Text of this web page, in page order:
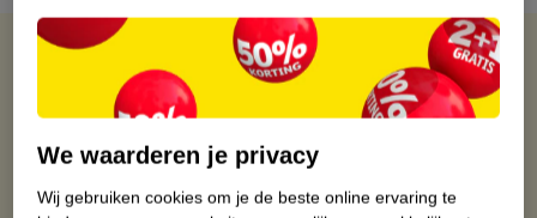
Verkocht en verstuurd doorDeryan
Binnen 1 werkdag verstuurd
Gratis retourneren via verkooppartner.
Gratis punten met je Kruidvat kaart
We waarderen je privacy
Wij gebruiken cookies om je de beste online ervaring te